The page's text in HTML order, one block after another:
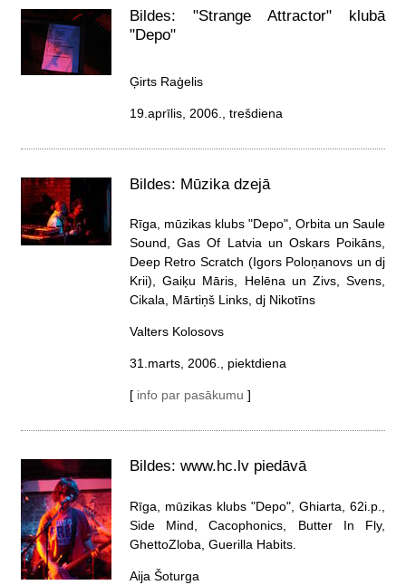
Bildes: "Strange Attractor" klubā
"Depo"
Ģirts Raģelis
19.aprīlis, 2006., trešdiena
Bildes: Mūzika dzejā
Rīga, mūzikas klubs "Depo", Orbita un Saule
Sound, Gas Of Latvia un Oskars Poikāns,
Deep Retro Scratch (Igors Poloņanovs un dj
Krii), Gaiķu Māris, Helēna un Zivs, Svens,
Cikala, Mārtiņš Links, dj Nikotīns
Valters Kolosovs
31.marts, 2006., piektdiena
[ info par pasākumu ]
Bildes: www.hc.lv piedāvā
Rīga, mūzikas klubs "Depo", Ghiarta, 62i.p.,
Side Mind, Cacophonics, Butter In Fly,
GhettoZloba, Guerilla Habits.
Aija Šoturga